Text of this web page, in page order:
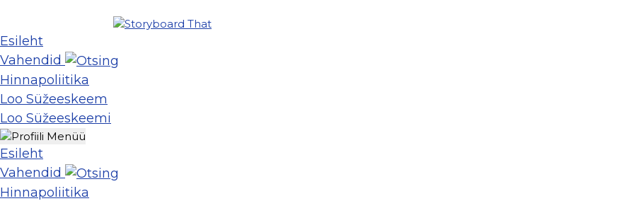
Esileht
Vahendid
Hinnapoliitika
Loo Süžeeskeem
Loo Süžeeskeemi
Esileht
Vahendid
Hinnapoliitika